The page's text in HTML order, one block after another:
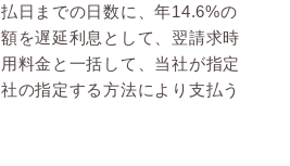
日までの日数に、年14.6%の
を遅延利息として、翌請求時
料金と一括して、当社が指定
の指定する方法により支払う